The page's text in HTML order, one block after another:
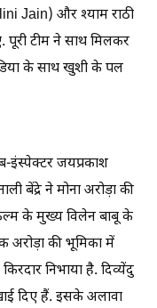
Jain) और श्याम राठी
टीम ने साथ मिलकर
के साथ खुशी के पल
इंस्पेक्टर जयप्रकाश
बेंद्रे ने मोना अरोड़ा की
के मुख्य विलेन बाबू के
अरोड़ा की भूमिका में
निभाया है. दिव्येंदु
दिए हैं. इसके अलावा